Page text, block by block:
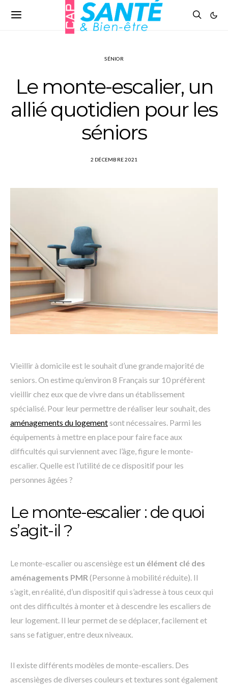
SÉNIOR
Le monte-escalier, un
allié quotidien pour les
séniors
2 DÉCEMBRE 2021
Vieillir à domicile est le souhait d’une grande majorité de
seniors. On estime qu’environ 8 Français sur 10 préfèrent
vieillir chez eux que de vivre dans un établissement
spécialisé. Pour leur permettre de réaliser leur souhait, des
aménagements du logementsont nécessaires. Parmi les
équipements à mettre en place pour faire face aux
difficultés qui surviennent avec l’âge, figure le monte-
escalier. Quelle est l’utilité de ce dispositif pour les
personnes âgées ?
Le monte-escalier : de quoi
s’agit-il ?
Le monte-escalier ou ascensiège est un élément clé des
aménagements PMR (Personne à mobilité réduite). Il
s’agit, en réalité, d’un dispositif qui s’adresse à tous ceux qui
ont des difficultés à monter et à descendre les escaliers de
leur logement. Il leur permet de se déplacer, facilement et
sans se fatiguer, entre deux niveaux.
Il existe différents modèles de monte-escaliers. Des
ascensièges de diverses couleurs et textures sont également